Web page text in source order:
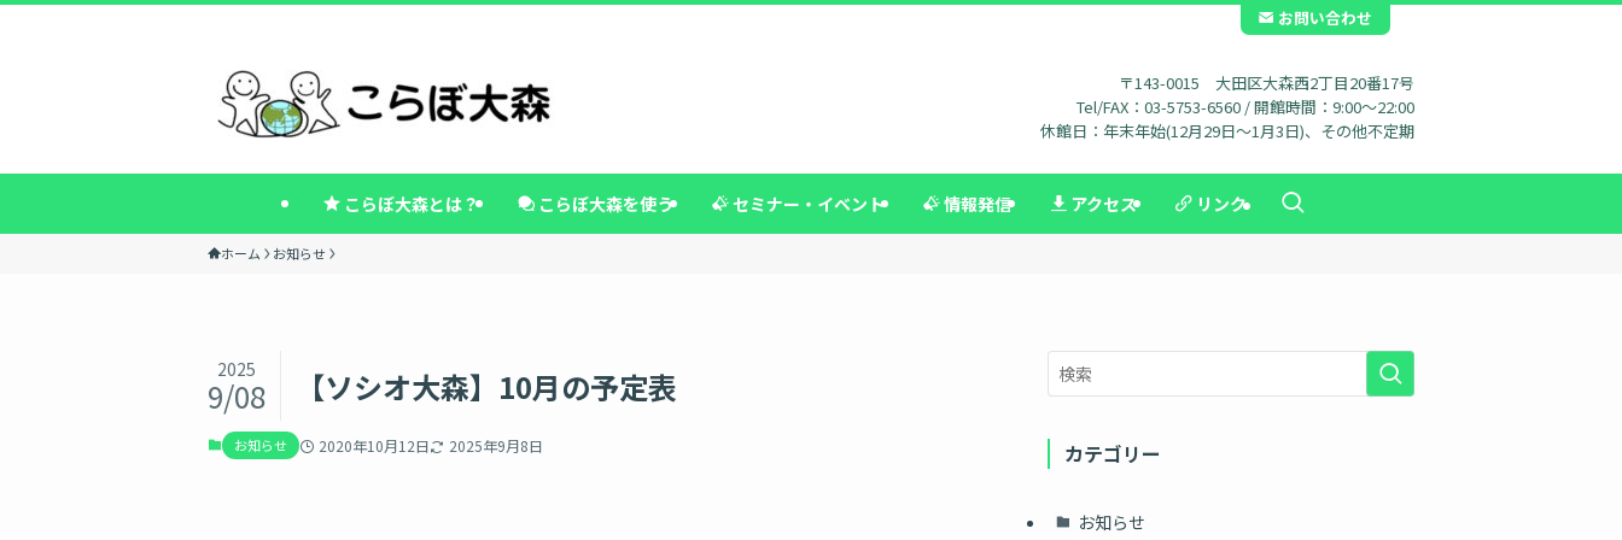
こらぼ大森とは？ こらぼ大森を使う セミナー・イベント 情報発信 アクセス リンク
お問い合わせ
〒143-0015 大田区大森西2丁目20番17号
Tel/FAX：03-5753-6560 / 開館時間：9:00～22:00
休館日：年末年始(12月29日～1月3日)、その他不定期
ホーム お知らせ
【ソシオ大森】10月の予定表
2025
9/08
お知らせ 2020年10月12日 2025年9月8日 カテゴリー
お知らせ